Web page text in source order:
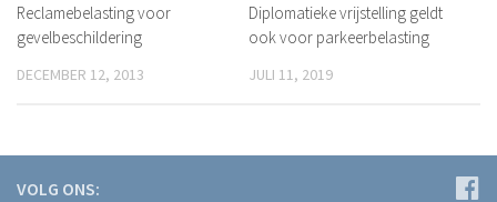
Reclamebelasting voor
gevelbeschildering
DECEMBER 12, 2013
Diplomatieke vrijstelling geldt
ook voor parkeerbelasting
JULI 11, 2019
VOLG ONS: